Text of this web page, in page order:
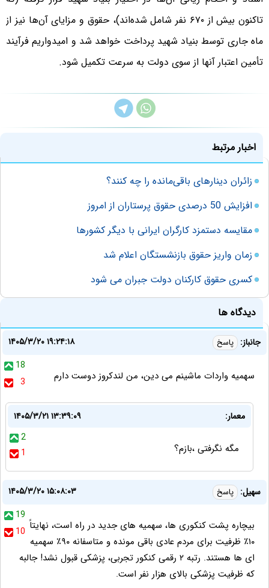
تاکنون بیش از ۶۷۰ نفر شامل شده‌اند)، حقوق و مزایای آن‌ها نیز از
ماه جاری توسط بنیاد شهید پرداخت خواهد شد و امیدواریم فرآیند
تأمین اعتبار آنها از سوی دولت به سرعت تکمیل شود.
اخبار مرتبط
زائران دینارهای باقی‌مانده را چه کنند؟
افزایش 50 درصدی حقوق پرستاران از امروز
مقایسه دستمزد کارگران ایرانی با دیگر کشورها
زمان واریز حقوق بازنشستگان اعلام شد
کسری حقوق کارکنان دولت جبران می شود
دیدگاه ها
جانباز: پاسخ
۱۴۰۵/۳/۲۰ ۱۹:۲۴:۱۸
18
3
سهمیه واردات ماشینم می دین، من لندکروز دوست دارم
معمار:
۱۴۰۵/۳/۲۱ ۱۳:۳۹:۰۹
2
1
مگه نگرفتی ،بازم؟
سهیل: پاسخ
۱۴۰۵/۳/۲۰ ۱۵:۰۸:۰۳
19
10 بیچاره پشت کنکوری ها، سهمیه های جدید در راه است، نهایتاً
۱۰٪ ظرفیت برای مردم عادی باقی مونده و متاسفانه ۹۰٪ سهمیه
ای ها هستند. رتبه ۲ رقمی کنکور تجربی، پزشکی قبول نشد! جالبه
که ظرفیت پزشکی بالای هزار نفر است.